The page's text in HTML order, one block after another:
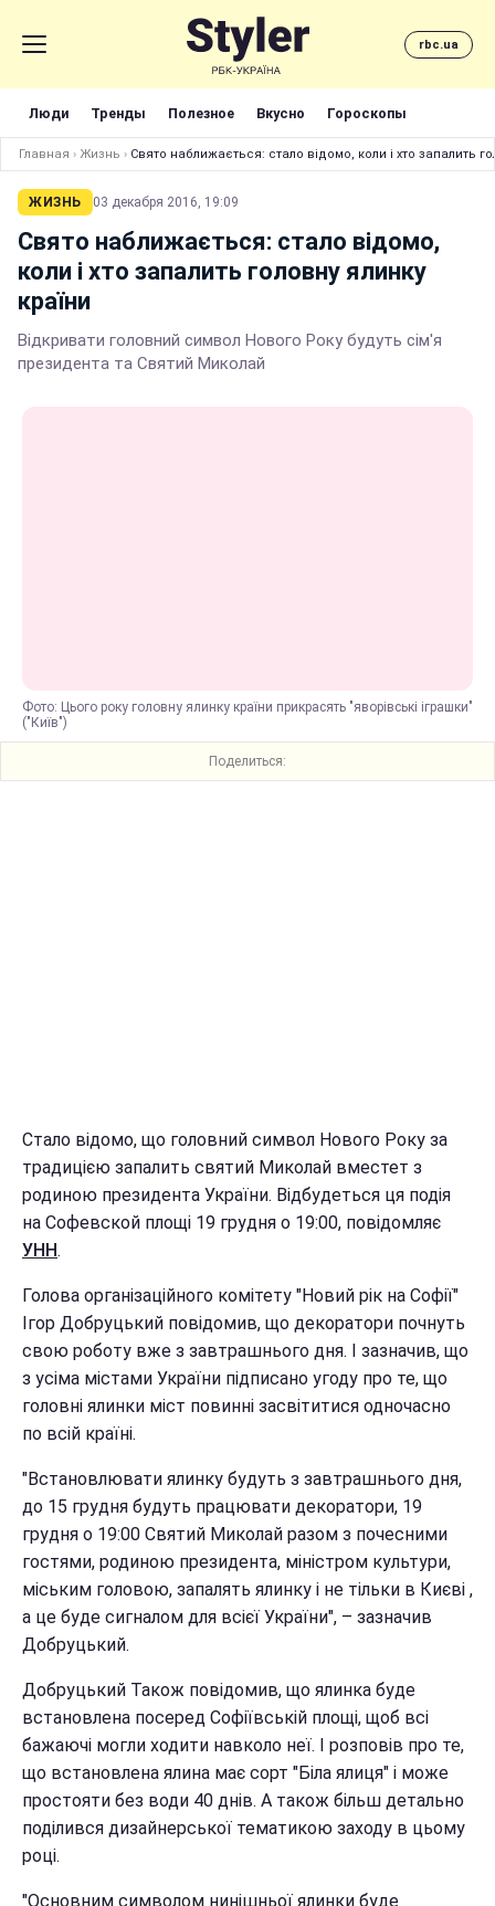
rbc.ua
Люди Тренды Полезное Вкусно Гороскопы
Главная › Жизнь › Свято наближається: стало відомо, коли і хто запалить
ЖИЗНЬ 03 декабря 2016, 19:09
Свято наближається: стало відомо,
коли і хто запалить головну ялинку
країни
Відкривати головний символ Нового Року будуть сім'я
президента та Святий Миколай
Фото: Цього року головну ялинку країни прикрасять "яворівські іграшки"
("Київ")
Поделиться:
Стало відомо, що головний символ Нового Року за
традицією запалить святий Миколай вместет з
родиною президента України. Відбудеться ця подія
на Софевской площі 19 грудня о 19:00, повідомляє
УНН.
Голова організаційного комітету "Новий рік на Софії"
Ігор Добруцький повідомив, що декоратори почнуть
свою роботу вже з завтрашнього дня. І зазначив, що
з усіма містами України підписано угоду про те, що
головні ялинки міст повинні засвітитися одночасно
по всій країні.
"Встановлювати ялинку будуть з завтрашнього дня,
до 15 грудня будуть працювати декоратори, 19
грудня о 19:00 Святий Миколай разом з почесними
гостями, родиною президента, міністром культури,
міським головою, запалять ялинку і не тільки в Києві ,
а це буде сигналом для всієї України", – зазначив
Добруцький.
Добруцький Також повідомив, що ялинка буде
встановлена посеред Софіївській площі, щоб всі
бажаючі могли ходити навколо неї. І розповів про те,
що встановлена ялина має сорт "Біла ялиця" і може
простояти без води 40 днів. А також більш детально
поділився дизайнерської тематикою заходу в цьому
році.
"Основним символом нинішньої ялинки буде